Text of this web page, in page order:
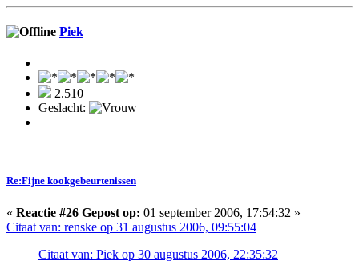
Piek
2.510
Geslacht:
Re:Fijne kookgebeurtenissen
« Reactie #26 Gepost op: 01 september 2006, 17:54:32 »
Citaat van: renske op 31 augustus 2006, 09:55:04
Citaat van: Piek op 30 augustus 2006, 22:35:32